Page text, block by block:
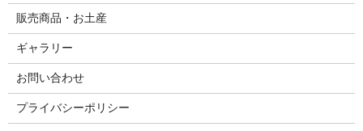
販売商品・お土産
ギャラリー
お問い合わせ
プライバシーポリシー